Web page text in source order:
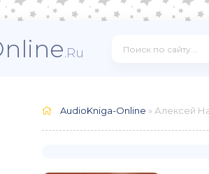
.Ru
AudioKniga-Online » Алексей